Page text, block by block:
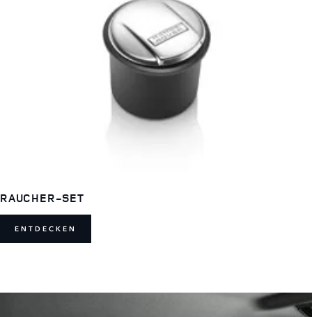
RAUCHER-SET
ENTDECKEN